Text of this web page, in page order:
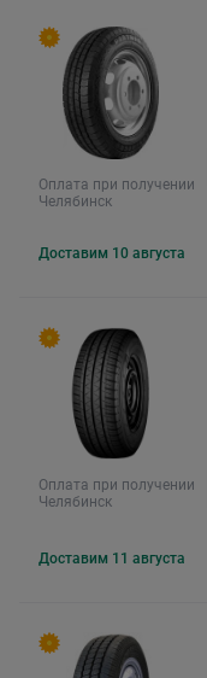
Оплата при получении
Челябинск
Доставим 10 августа
Оплата при получении
Челябинск
Доставим 11 августа